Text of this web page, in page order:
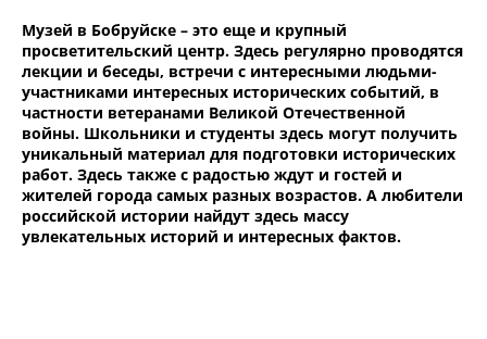
Музей в Бобруйске – это еще и крупный
просветительский центр. Здесь регулярно проводятся
лекции и беседы, встречи с интересными людьми-
участниками интересных исторических событий, в
частности ветеранами Великой Отечественной
войны. Школьники и студенты здесь могут получить
уникальный материал для подготовки исторических
работ. Здесь также с радостью ждут и гостей и
жителей города самых разных возрастов. А любители
российской истории найдут здесь массу
увлекательных историй и интересных фактов.